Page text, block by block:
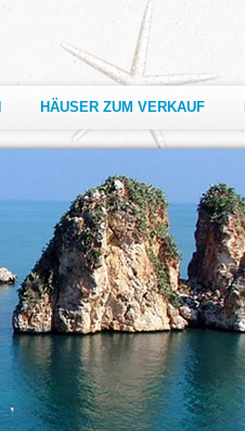
HÄUSER ZUM VERKAUF